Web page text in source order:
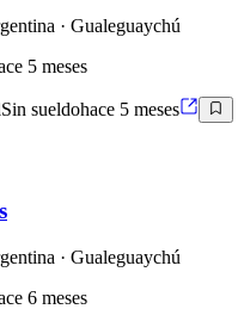
· Gualeguaychú
5 meses
Sin sueldohace 5 meses
· Gualeguaychú
6 meses